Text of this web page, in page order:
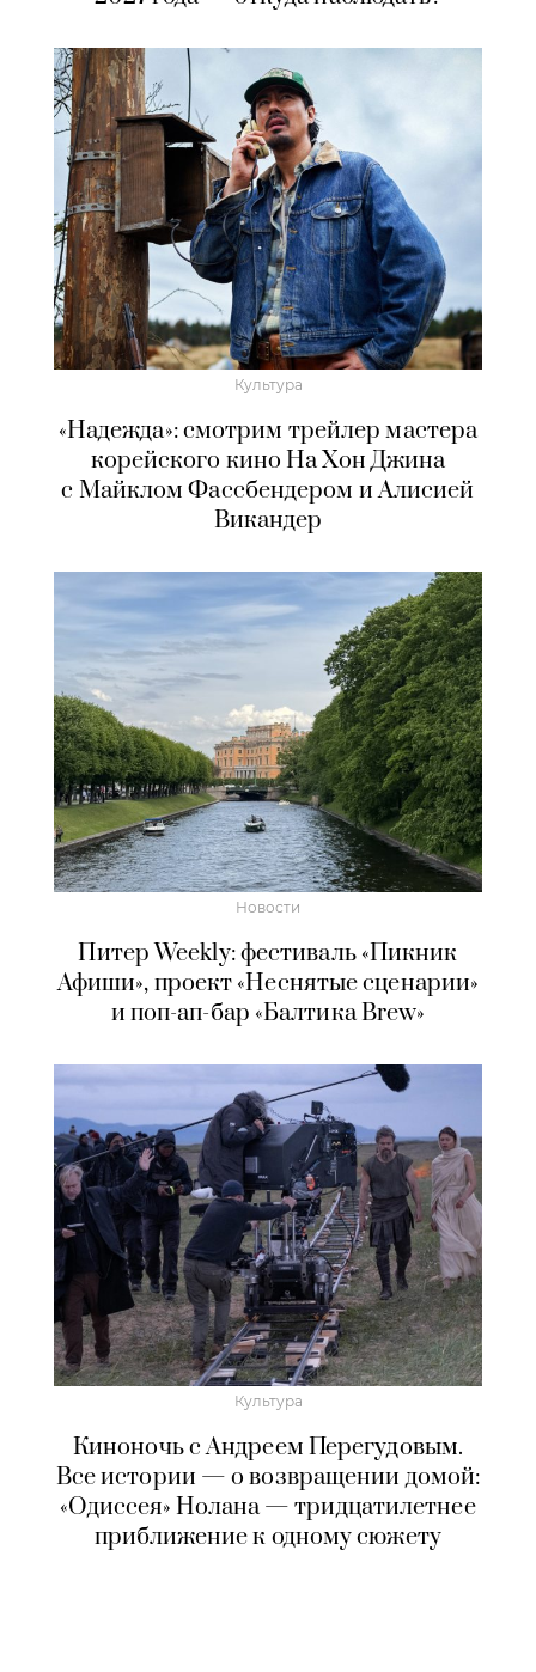
Культура
«Надежда»: смотрим трейлер мастера
корейского кино На Хон Джина
с Майклом Фассбендером и Алисией
Викандер
Новости
Питер Weekly: фестиваль «Пикник
Афиши», проект «Неснятые сценарии»
и поп-ап-бар «Балтика Brew»
Культура
Киноночь с Андреем Перегудовым.
Все истории — о возвращении домой:
«Одиссея» Нолана — тридцатилетнее
приближение к одному сюжету